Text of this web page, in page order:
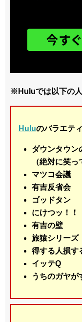
※Huluでは以下の人
Huluのバラエテ
ダウンタウン
（絶対に笑
マツコ会議
有吉反省会
ゴッドタン
にけつッ！！
有吉の壁
旅猿シリーズ
得する人損す
イッテQ
うちのガヤが